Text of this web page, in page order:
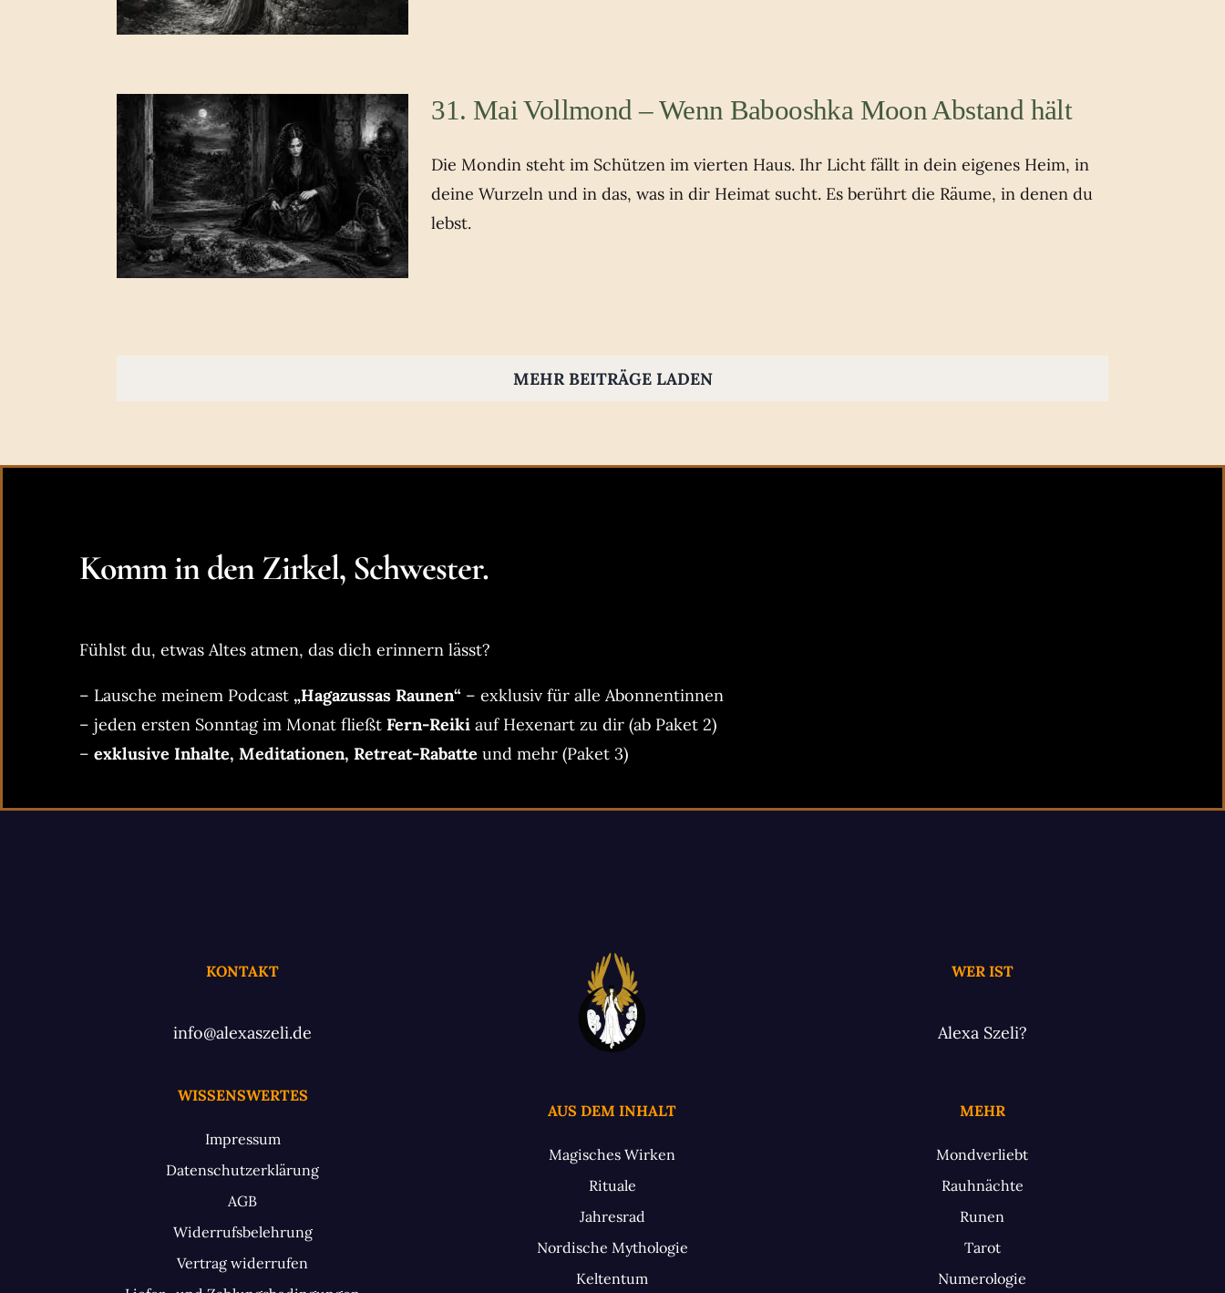
31. Mai Vollmond – Wenn Babooshka Moon Abstand hält
Die Mondin steht im Schützen im vierten Haus. Ihr Licht fällt in dein eigenes Heim, in
deine Wurzeln und in das, was in dir Heimat sucht. Es berührt die Räume, in denen du
lebst.
MEHR BEITRÄGE LADEN
Komm in den Zirkel, Schwester.
Fühlst du, etwas Altes atmen, das dich erinnern lässt?
– Lausche meinem Podcast „Hagazussas Raunen“ – exklusiv für alle Abonnentinnen
– jeden ersten Sonntag im Monat fließt Fern-Reikiauf Hexenart zu dir (ab Paket 2)
– exklusive Inhalte, Meditationen, Retreat-Rabatte und mehr (Paket 3)
KONTAKT
info@alexaszeli.de
WER IST
Alexa Szeli?
WISSENSWERTES
Impressum
Datenschutzerklärung
AGB
Widerrufsbelehrung
Vertrag widerrufen
AUS DEM INHALT
Magisches Wirken
Rituale
Jahresrad
Nordische Mythologie
Keltentum
MEHR
Mondverliebt
Rauhnächte
Runen
Tarot
Numerologie